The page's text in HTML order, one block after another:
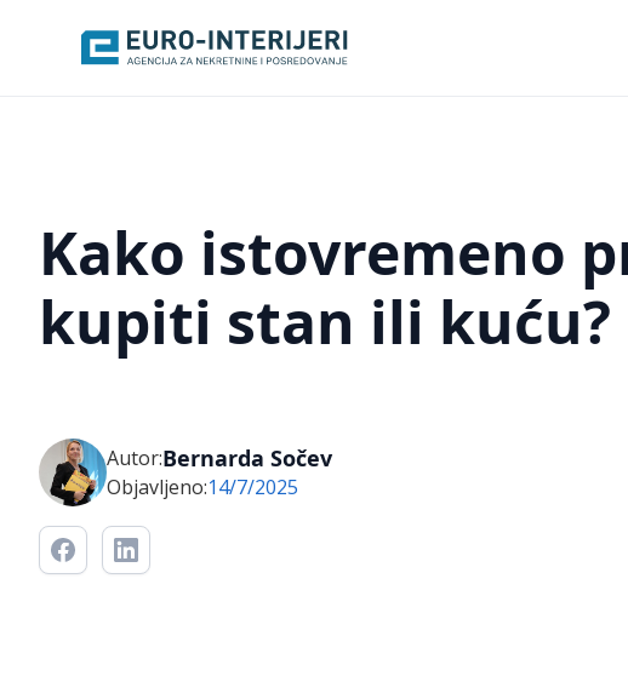
Kako istovremeno
kupiti stan ili kuću?
Autor:Bernarda Sočev
Objavljeno:14/7/2025